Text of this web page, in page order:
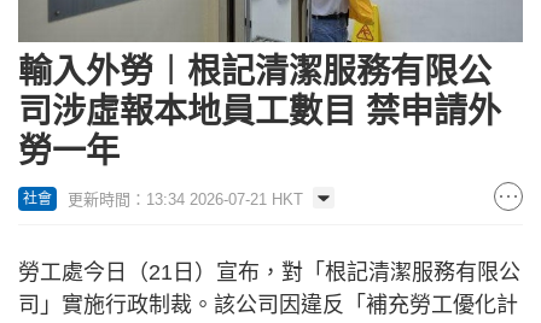
輸入外勞︱根記清潔服務有限公
司涉虛報本地員工數目 禁申請外
勞一年
社會 更新時間：13:34 2026-07-21 HKT
勞工處今日（21日）宣布，對「根記清潔服務有限公
司」實施行政制裁。該公司因違反「補充勞工優化計